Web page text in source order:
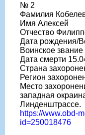
№ 2
Фамилия
Имя Алексей
Отчество
Дата рождения/
Воинское
Дата смерти
Страна
Регион
Место
западная
Линденштрассе.
https://www.obd-
id=250018476